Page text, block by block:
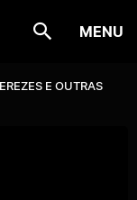
MENU
E OUTRAS